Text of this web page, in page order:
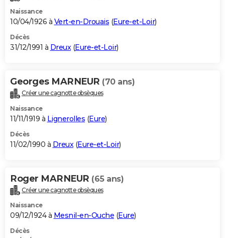
Naissance
10/04/1926 à Vert-en-Drouais (Eure-et-Loir)
Décès
31/12/1991 à Dreux(Eure-et-Loir)
Georges MARNEUR (70 ans)
Créer une cagnotte obsèques
Naissance
11/11/1919 à Lignerolles (Eure)
Décès
11/02/1990 à Dreux (Eure-et-Loir)
Roger MARNEUR (65 ans)
Créer une cagnotte obsèques
Naissance
09/12/1924 à Mesnil-en-Ouche (Eure)
Décès